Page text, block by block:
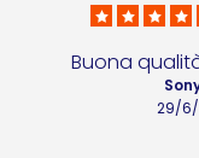
Buona
29/